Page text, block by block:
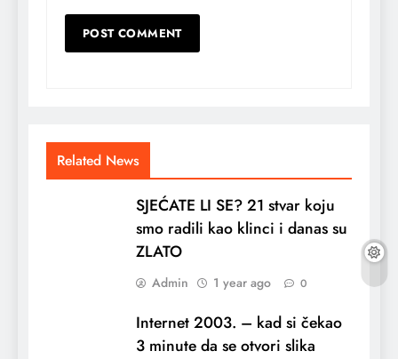
Related News
SJEĆATE LI SE? 21 stvar koju
smo radili kao klinci i danas su
ZLATO
Admin 1 year ago 0
Internet 2003. – kad si čekao
3 minute da se otvori slika